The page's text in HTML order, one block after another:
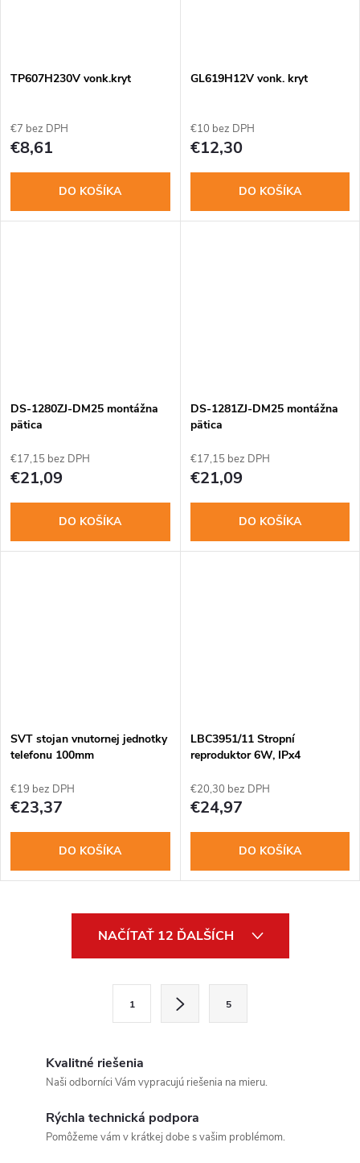
TP607H230V vonk.kryt
€7 bez DPH
€8,61
DO KOŠÍKA
GL619H12V vonk. kryt
€10 bez DPH
€12,30
DO KOŠÍKA
DS-1280ZJ-DM25 montážna
pätica
€17,15 bez DPH
€21,09
DO KOŠÍKA
DS-1281ZJ-DM25 montážna
pätica
€17,15 bez DPH
€21,09
DO KOŠÍKA
SVT stojan vnutornej jednotky
telefonu 100mm
€19 bez DPH
€23,37
DO KOŠÍKA
LBC3951/11 Stropní
reproduktor 6W, IPx4
€20,30 bez DPH
€24,97
DO KOŠÍKA
NAČÍTAŤ 12 ĎALŠÍCH
1 5
Kvalitné riešenia
Naši odborníci Vám vypracujú riešenia na mieru.
Rýchla technická podpora
Pomôžeme vám v krátkej dobe s vašim problémom.